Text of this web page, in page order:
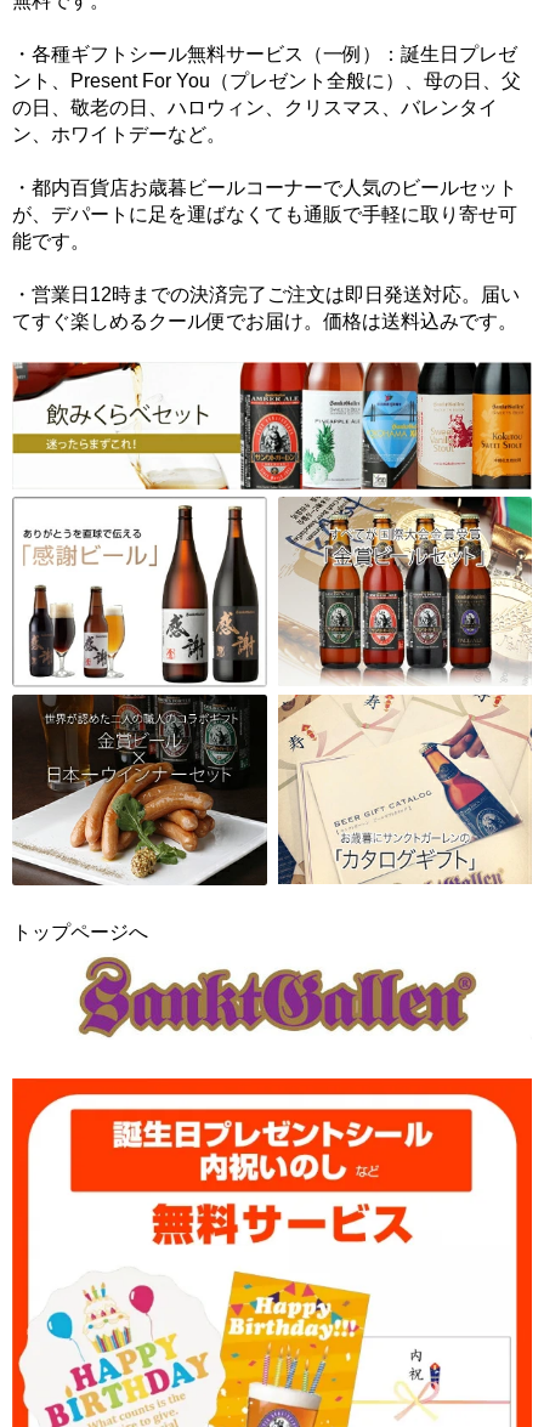
・各種ギフトシール無料サービス（一例）：誕生日プレゼ
ント、Present For You（プレゼント全般に）、母の日、父
の日、敬老の日、ハロウィン、クリスマス、バレンタイ
ン、ホワイトデーなど。
・都内百貨店お歳暮ビールコーナーで人気のビールセット
が、デパートに足を運ばなくても通販で手軽に取り寄せ可
能です。
・営業日12時までの決済完了ご注文は即日発送対応。届い
てすぐ楽しめるクール便でお届け。価格は送料込みです。
トップページへ